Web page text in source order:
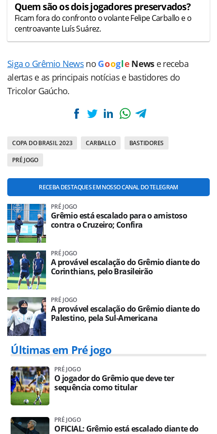
Quem são os dois jogadores preservados?
Ficam fora do confronto o volante Felipe Carballo e o
centroavante Luís Suárez.
Siga o Grêmio News no Goog le News e receba
alertas e as principais notícias e bastidores do
Tricolor Gaúcho.
COPA DO BRASIL 2023 CARBALLO BASTIDORES
PRÉ JOGO
RECEBA DESTAQUES EM NOSSO CANAL DO TELEGRAM
PRÉ JOGO
Grêmio está escalado para o amistoso
contra o Cruzeiro; Confira
PRÉ JOGO
A provável escalação do Grêmio diante do
Corinthians, pelo Brasileirão
PRÉ JOGO
A provável escalação do Grêmio diante do
Palestino, pela Sul-Americana
Últimas em Pré jogo
PRÉ JOGO
O jogador do Grêmio que deve ter
sequência como titular
PRÉ JOGO
OFICIAL: Grêmio está escalado diante do